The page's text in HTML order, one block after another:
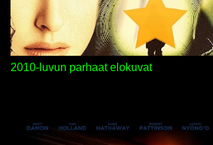
2010-luvun parhaat elokuvat